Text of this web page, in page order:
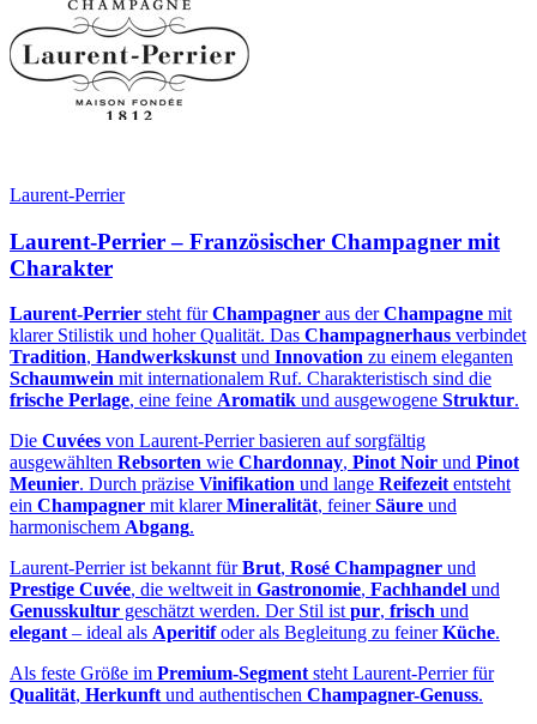
Laurent-Perrier
Laurent-Perrier – Französischer Champagner mit
Charakter
Laurent-Perrier steht fürChampagner aus derChampagne mit
klarer Stilistik und hoher Qualität. Das Champagnerhaus verbindet
Tradition, Handwerkskunst und Innovation zu einem eleganten
Schaumwein mit internationalem Ruf. Charakteristisch sind die
frische Perlage, eine feine Aromatik und ausgewogene Struktur.
Die Cuvées von Laurent-Perrier basieren auf sorgfältig
ausgewählten Rebsorten wie Chardonnay, Pinot Noir und Pinot
Meunier. Durch präzise Vinifikation und lange Reifezeit entsteht
ein Champagner mit klarerMineralität, feinerSäure und
harmonischem Abgang.
Laurent-Perrier ist bekannt fürBrut, Rosé Champagner und
Prestige Cuvée, die weltweit in Gastronomie, Fachhandel und
Genusskultur geschätzt werden. Der Stil ist pur, frisch und
elegant – ideal als Aperitifoder als Begleitung zu feinerKüche.
Als feste Größe im Premium-Segment steht Laurent-Perrier für
Qualität, Herkunft und authentischen Champagner-Genuss.